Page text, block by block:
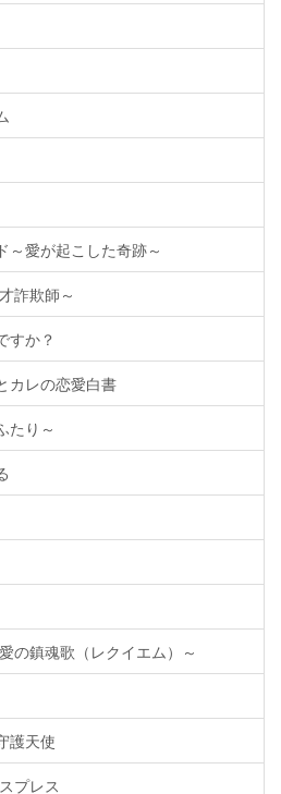
～愛が起こした奇跡～
詐欺師～
すか？
カレの恋愛白書
たり～
の鎮魂歌（レクイエム）～
護天使
プレス